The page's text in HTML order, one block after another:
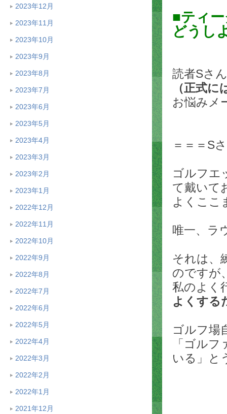
2023年12月
2023年11月
2023年10月
2023年9月
2023年8月
2023年7月
2023年6月
2023年5月
2023年4月
2023年3月
2023年2月
2023年1月
2022年12月
2022年11月
2022年10月
2022年9月
2022年8月
2022年7月
2022年6月
2022年5月
2022年4月
2022年3月
2022年2月
2022年1月
2021年12月
■ティ
どうし
読者Sさ
（正式
お悩みメ
＝＝＝S
ゴルフエ
て戴いて
よくここ
唯一、ラ
それは、
のですが
私のよく
よくする
ゴルフ場
「ゴル
いる」と